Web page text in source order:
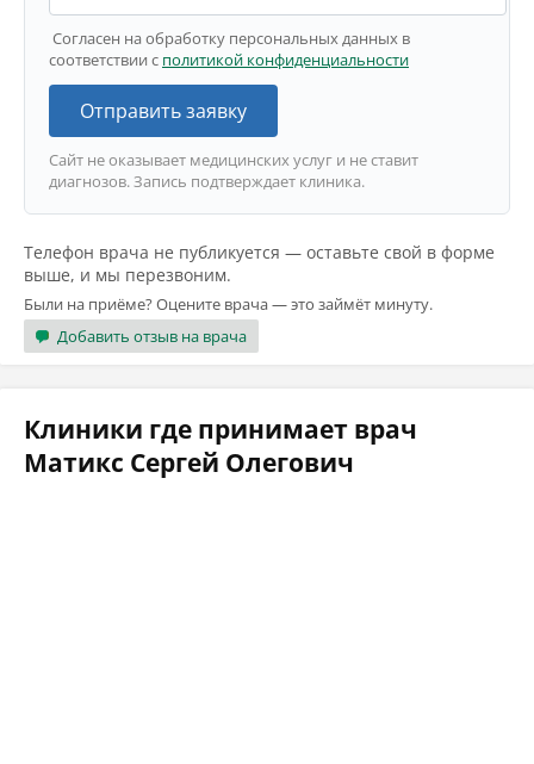
Согласен на обработку персональных данных в
соответствии с политикой конфиденциальности
Отправить заявку
Сайт не оказывает медицинских услуг и не ставит
диагнозов. Запись подтверждает клиника.
Телефон врача не публикуется — оставьте свой в форме
выше, и мы перезвоним.
Были на приёме? Оцените врача — это займёт минуту.
Добавить отзыв на врача
Клиники где принимает врач
Матикс Сергей Олегович